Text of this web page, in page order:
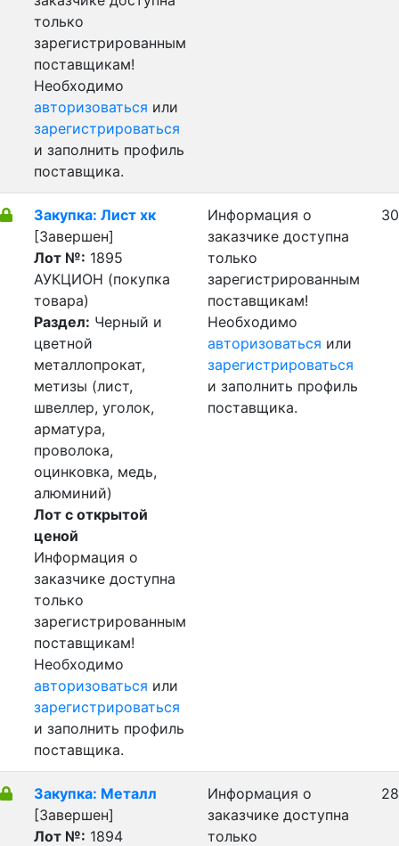
только
зарегистрированным
поставщикам!
Необходимо
авторизоваться или
зарегистрироваться
и заполнить профиль
поставщика.
Закупка: Лист хк
[Завершен]
Лот №: 1895
АУКЦИОН (покупка
товара)
Раздел: Черный и
цветной
металлопрокат,
метизы (лист,
швеллер, уголок,
арматура,
проволока,
оцинковка, медь,
алюминий)
Лот с открытой
ценой
Информация о
заказчике доступна
только
зарегистрированным
поставщикам!
Необходимо
авторизоваться или
зарегистрироваться
и заполнить профиль
поставщика.
Информация о
заказчике доступна
только
зарегистрированным
поставщикам!
Необходимо
авторизоваться или
зарегистрироваться
и заполнить профиль
поставщика.
Закупка: Металл
[Завершен]
Лот №: 1894
Информация о
заказчике доступна
только